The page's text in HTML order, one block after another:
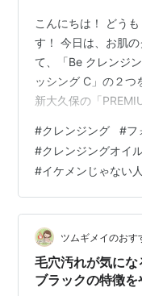
こんにちは！ どう
す！ 今日は、お肌
て、「Be クレンジ
ッシング C」の２つ
新大久保の「
肌のクレンジングの
も男性でも、お肌に
る方は多いと思いま
ても重要な要素です
お肌のクレンジング
グ…
#クレンジング #フ
#クレンジングオイ
#イケメンじゃない人
ツムギメイのおす
毛穴汚れが気に
ブラックの特徴